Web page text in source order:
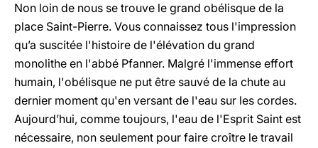
Non loin de nous se trouve le grand obélisque de la
place Saint-Pierre. Vous connaissez tous l'impression
qu’a suscitée l'histoire de l'élévation du grand
monolithe en l'abbé Pfanner. Malgré l'immense effort
humain, l'obélisque ne put être sauvé de la chute au
dernier moment qu'en versant de l'eau sur les cordes.
Aujourd’hui, comme toujours, l'eau de l'Esprit Saint est
nécessaire, non seulement pour faire croître le travail